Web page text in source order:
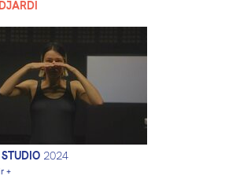
2024
+